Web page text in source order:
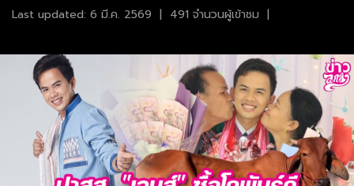
Last updated: 6 มี.ค. 2569 | 491 จำนวนผู้เข้าชม |